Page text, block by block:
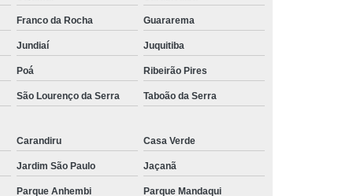
Franco da Rocha Guararema
Jundiaí Juquitiba
Poá Ribeirão Pires
São Lourenço da Serra Taboão da Serra
Carandiru Casa Verde
Jardim São Paulo Jaçanã
Parque Anhembi Parque Mandaqui